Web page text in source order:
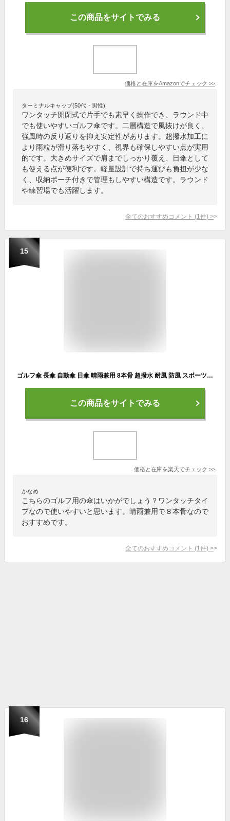
この商品をサイトでみる
価格と在庫をAmazonでチェック >>
ターミナルキャップ(50代・男性)
ワンタッチ開閉式で片手でも素早く操作でき、ラウンド中
でも使いやすいゴルフ傘です。二層構造で風抜けが良く、
強風時の反り返りを抑え安定性があります。超撥水加工に
より雨粒が滑り落ちやすく、視界も確保しやすい点が実用
的です。大きめサイズで肩までしっかり覆え、日傘として
も使える点が便利です。軽量設計で持ち運びも負担が少な
く、収納ポーチ付きで管理もしやすい構造です。ラウンド
や練習場でも活躍します。
全てのおすすめコメント (1 件) >
15
ゴルフ傘 長傘 自動傘 日傘 晴雨兼用 8本骨 超撥水 耐風 防風 スポーツ用 紳士傘 梅雨対策 台風対応 ワンタッチ 丈夫 紳士傘 スポーツ観戦
この商品をサイトでみる
価格と在庫を楽天でチェック >>
かなめ
こちらのゴルフ用の傘はいかがでしょう？ワンタッチタイ
プなので使いやすいと思います。晴雨兼用で８本骨なので
おすすめです。
全てのおすすめコメント (1 件) >
16